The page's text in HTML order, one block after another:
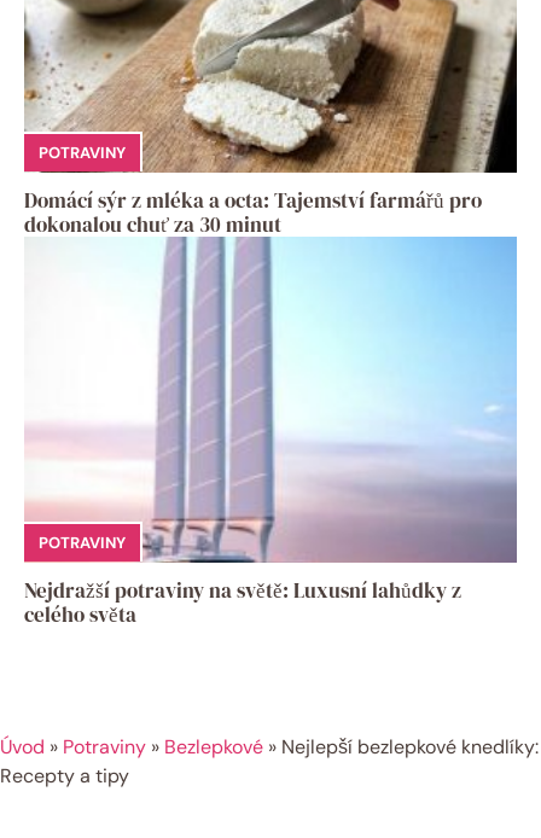
POTRAVINY
Domácí sýr z mléka a octa: Tajemství farmářů pro
dokonalou chuť za 30 minut
POTRAVINY
Nejdražší potraviny na světě: Luxusní lahůdky z
celého světa
Úvod » Potraviny » Bezlepkové » Nejlepší bezlepkové knedlíky:
Recepty a tipy